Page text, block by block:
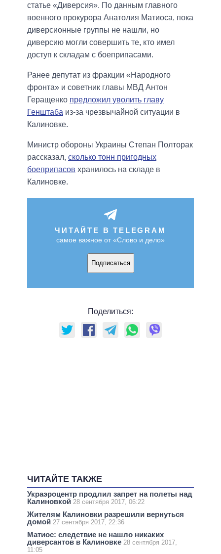
статье «Диверсия». По данным главного
военного прокурора Анатолия Матиоса, пока
диверсионные группы не нашли, но
диверсию могли совершить те, кто имел
доступ к складам с боеприпасами.
Ранее депутат из фракции «Народного
фронта» и советник главы МВД Антон
Геращенко предложил уволить главу
Генштаба из-за чрезвычайной ситуации в
Калиновке.
Министр обороны Украины Степан Полторак
рассказал, сколько тонн пригодных
боеприпасов хранилось на складе в
Калиновке.
ЧИТАЙТЕ В TELEGRAM
самое важное от «Слово и дело»
Подписаться
Поделиться:
ЧИТАЙТЕ ТАКЖЕ
Украэроцентр продлил запрет на полеты над
Калиновкой 28 сентября 2017, 06:22
Жителям Калиновки разрешили вернуться
домой 27 сентября 2017, 22:36
Матиос: следствие не нашло никаких
диверсантов в Калиновке 28 сентября 2017,
11:05